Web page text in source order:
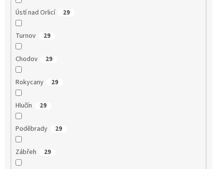
Ústí nad Orlicí 29
Turnov 29
Chodov 29
Rokycany 29
Hlučín 29
Poděbrady 29
Zábřeh 29